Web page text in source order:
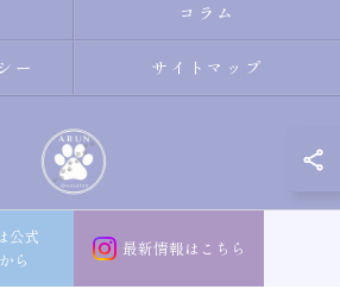
公式
ら
最新情報はこちら
コラム
ー サイトマップ
ングサロン・ペットサロンならDogsalon ARUN
RIGHTS RESERVED.